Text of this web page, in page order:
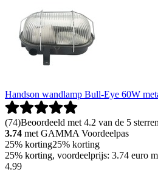
Handson wandlamp Bull-Eye 60W
(74)Beoordeeld met 4.2 van de 5
3.74 met GAMMA Voordeelpas
25% korting25% korting
25% korting, voordeelprijs: 3.74 euro
4.99